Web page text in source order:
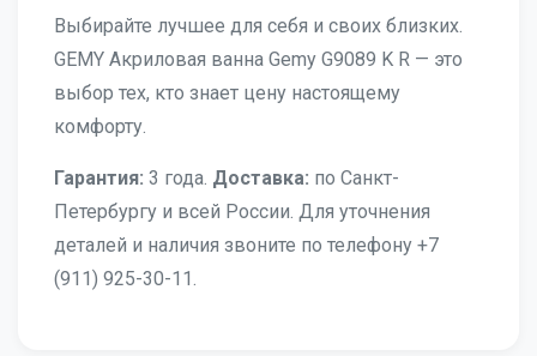
Выбирайте лучшее для себя и своих близких.
GEMY Акриловая ванна Gemy G9089 K R — это
выбор тех, кто знает цену настоящему
комфорту.
Гарантия: 3 года. Доставка: по Санкт-
Петербургу и всей России. Для уточнения
деталей и наличия звоните по телефону +7
(911) 925-30-11.